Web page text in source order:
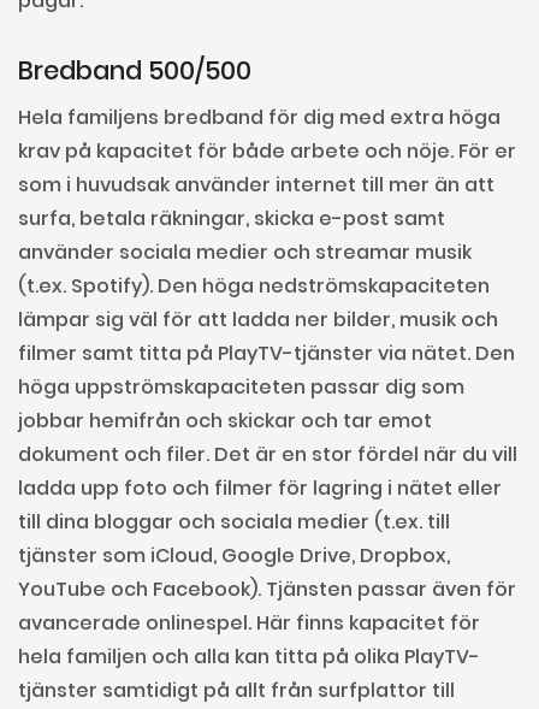
Bredband 500/500
Hela familjens bredband för dig med extra höga
krav på kapacitet för både arbete och nöje. För er
som i huvudsak använder internet till mer än att
surfa, betala räkningar, skicka e-post samt
använder sociala medier och streamar musik
(t.ex. Spotify). Den höga nedströmskapaciteten
lämpar sig väl för att ladda ner bilder, musik och
filmer samt titta på PlayTV-tjänster via nätet. Den
höga uppströmskapaciteten passar dig som
jobbar hemifrån och skickar och tar emot
dokument och filer. Det är en stor fördel när du vill
ladda upp foto och filmer för lagring i nätet eller
till dina bloggar och sociala medier (t.ex. till
tjänster som iCloud, Google Drive, Dropbox,
YouTube och Facebook). Tjänsten passar även för
avancerade onlinespel. Här finns kapacitet för
hela familjen och alla kan titta på olika PlayTV-
tjänster samtidigt på allt från surfplattor till